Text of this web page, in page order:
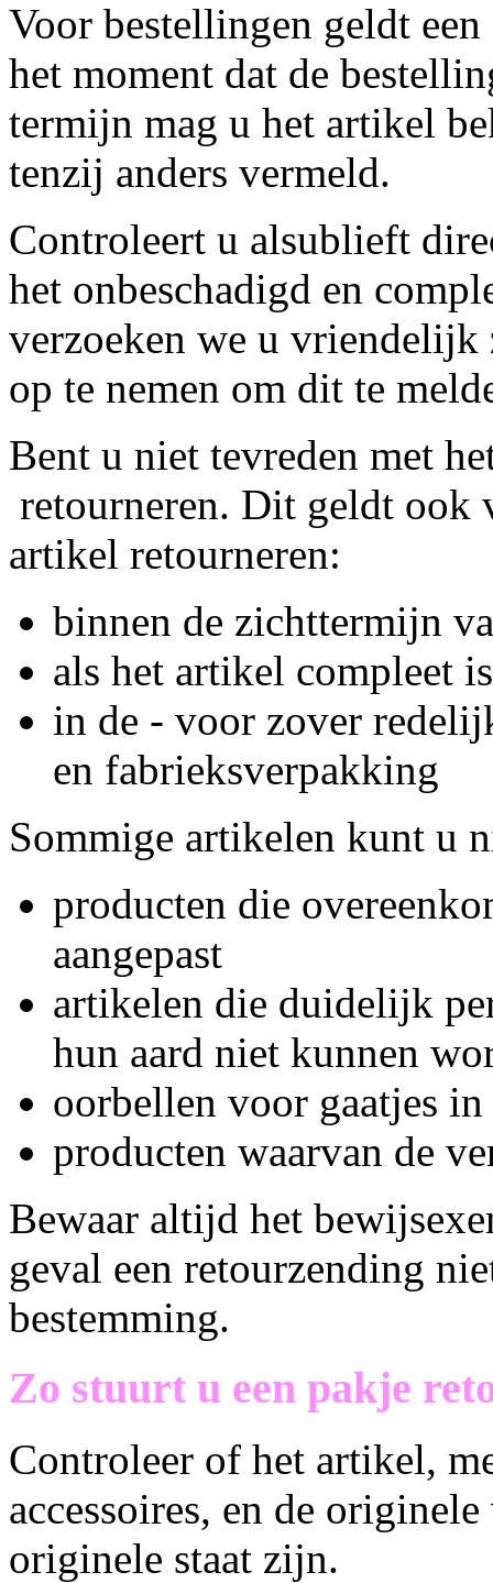
Voor bestellingen geldt
het moment dat de
termijn mag u het artikel
tenzij anders vermeld.
Controleert u alsublieft
het onbeschadigd en
verzoeken we u
op te nemen om dit te
Bent u niet tevreden met
retourneren. Dit geldt ook
artikel retourneren:
binnen de zichttermijn
als het artikel compleet is
in de - voor zover
en fabrieksverpakking
Sommige artikelen kunt u
producten die
aangepast
artikelen die duidelijk
hun aard niet kunnen
oorbellen voor gaatjes in
producten waarvan de
Bewaar altijd het
geval een retourzending
bestemming.
Zo stuurt u een pakje
Controleer of het artikel,
accessoires, en de
originele staat zijn.